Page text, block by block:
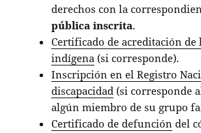
derechos con la
pública inscrita.
Certificado de acreditación de
indígena (si corresponde).
Inscripción en el Registro
discapacidad (si corresponde
algún miembro de su grupo
Certificado de defunción del